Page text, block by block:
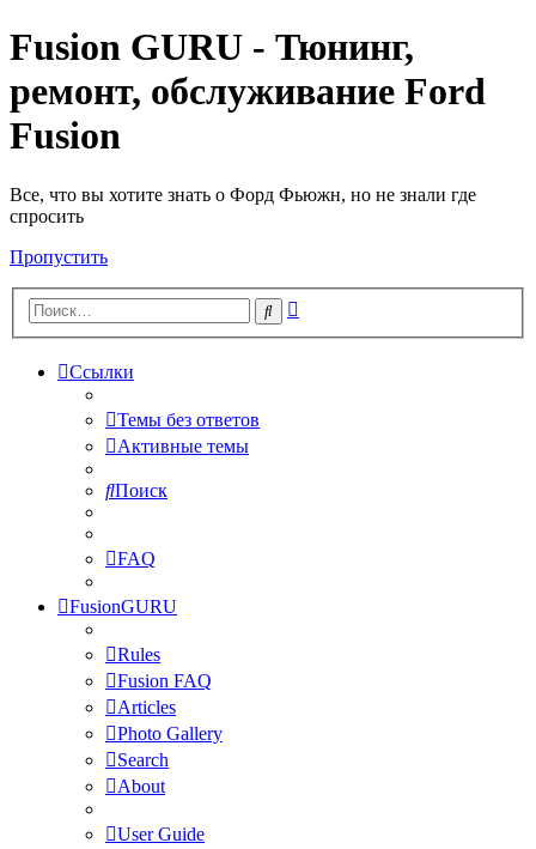
Fusion GURU - Тюнинг,
ремонт, обслуживание Ford
Fusion
Все, что вы хотите знать о Форд Фьюжн, но не знали где
спросить
Пропустить
Поиск
Ссылки
Темы без ответов
Активные темы
Поиск
FAQ
FusionGURU
Rules
Fusion FAQ
Articles
Photo Gallery
Search
About
User Guide